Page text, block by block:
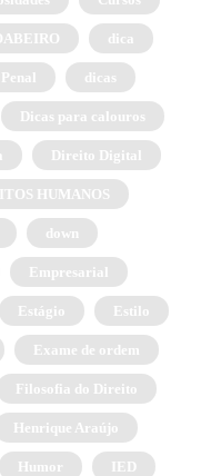
dica
dicas
Dicas para calouros
Direito Digital
HUMANOS
down
Empresarial
Estágio Estilo
Exame de ordem
Filosofia do Direito
Henrique Araújo
Humor IED